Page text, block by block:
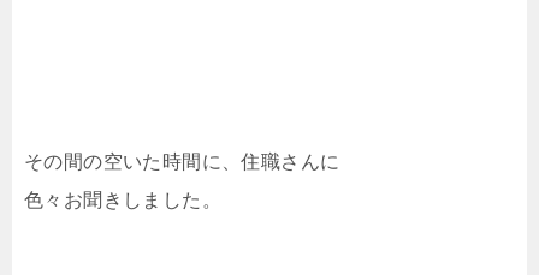
その間の空いた時間に、住職さんに
色々お聞きしました。